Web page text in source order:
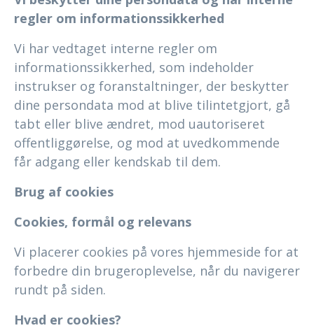
regler om informationssikkerhed
Vi har vedtaget interne regler om
informationssikkerhed, som indeholder
instrukser og foranstaltninger, der beskytter
dine persondata mod at blive tilintetgjort, gå
tabt eller blive ændret, mod uautoriseret
offentliggørelse, og mod at uvedkommende
får adgang eller kendskab til dem.
Brug af cookies
Cookies, formål og relevans
Vi placerer cookies på vores hjemmeside for at
forbedre din brugeroplevelse, når du navigerer
rundt på siden.
Hvad er cookies?